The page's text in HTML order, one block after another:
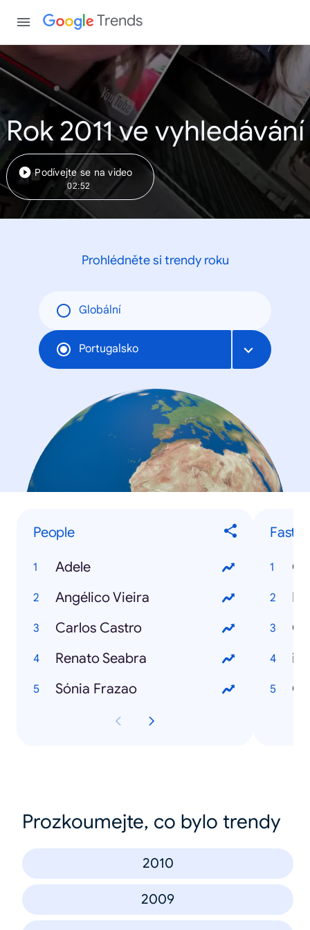
Trends
Rok 2011 ve vyhledávání
Podívejte se na video
02:52
Prohlédněte si trendy roku
Globální
Portugalsko
People
Adele
Angélico Vieira
Carlos Castro
Renato Seabra
Sónia Frazao
Prozkoumejte, co bylo trendy
2010
2009